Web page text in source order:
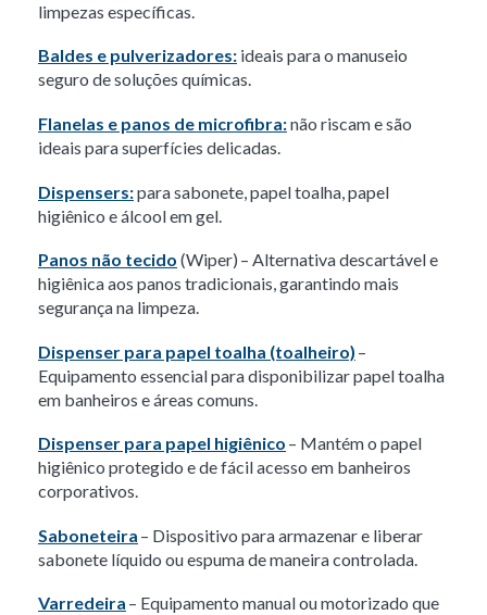
limpezas específicas.
Baldes e pulverizadores: ideais para o manuseio
seguro de soluções químicas.
Flanelas e panos de microfibra:não riscam e são
ideais para superfícies delicadas.
Dispensers:para sabonete, papel toalha, papel
higiênico e álcool em gel.
Panos não tecido (Wiper) – Alternativa descartável e
higiênica aos panos tradicionais, garantindo mais
segurança na limpeza.
Dispenser para papel toalha (toalheiro) –
Equipamento essencial para disponibilizar papel toalha
em banheiros e áreas comuns.
Dispenser para papel higiênico – Mantém o papel
higiênico protegido e de fácil acesso em banheiros
corporativos.
Saboneteira – Dispositivo para armazenar e liberar
sabonete líquido ou espuma de maneira controlada.
Varredeira – Equipamento manual ou motorizado que